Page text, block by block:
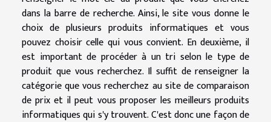
dans la barre de recherche. Ainsi, le site vous donne le
choix de plusieurs produits informatiques et vous
pouvez choisir celle qui vous convient. En deuxième, il
est important de procéder à un tri selon le type de
produit que vous recherchez. Il suffit de renseigner la
catégorie que vous recherchez au site de comparaison
de prix et il peut vous proposer les meilleurs produits
informatiques qui s'y trouvent. C'est donc une façon de